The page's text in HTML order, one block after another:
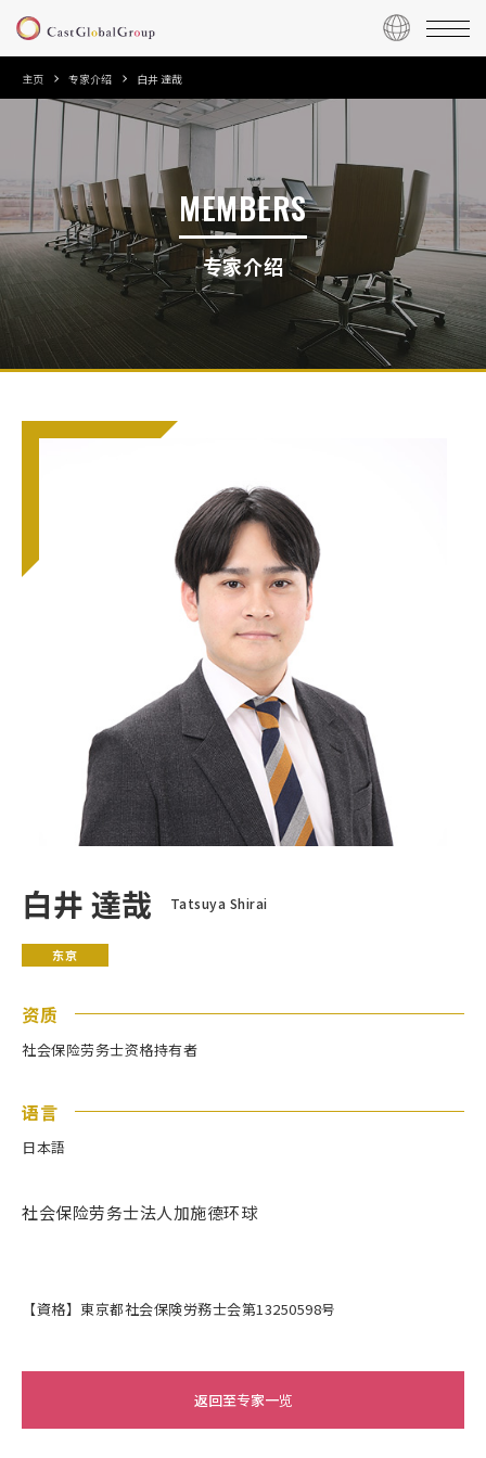
主页 专家介绍 白井 達哉
MEMBERS
专家介绍
白井 達哉 Tatsuya Shirai
东京
资质
社会保险劳务士资格持有者
语言
日本語
社会保险劳务士法人加施德环球
【資格】東京都社会保険労務士会第13250598号
返回至专家一览